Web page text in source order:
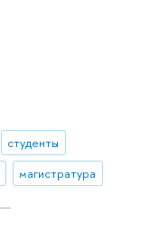
студенты
магистратура